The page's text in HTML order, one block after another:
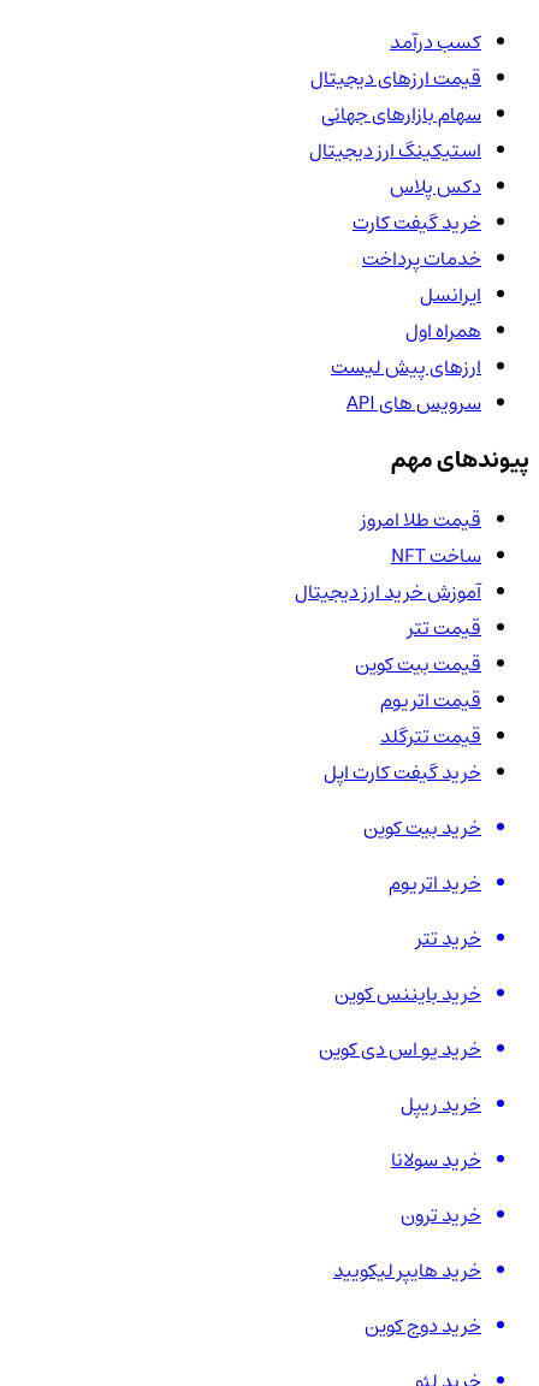
کسب درآمد
قیمت ارزهای دیجیتال
سهام بازارهای جهانی
استیکینگ ارز دیجیتال
دکس پلاس
خرید گیفت کارت
خدمات پرداخت
ایرانسل
همراه اول
ارزهای پیش لیست
سرویس های API
پیوندهای مهم
قیمت طلا امروز
ساخت NFT
آموزش خرید ارز دیجیتال
قیمت تتر
قیمت بیت کوین
قیمت اتریوم
قیمت تترگلد
خرید گیفت کارت اپل
خرید بیت کوین
خرید اتریوم
خرید تتر
خرید بایننس کوین
خرید یو اس دی کوین
خرید ریپل
خرید سولانا
خرید ترون
خرید هایپر لیکویید
خرید دوج کوین